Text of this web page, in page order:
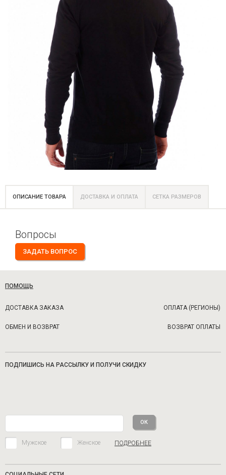
ОПИСАНИЕ ТОВАРА ДОСТАВКА И ОПЛАТА СЕТКА РАЗМЕРОВ
Вопросы
ЗАДАТЬ ВОПРОС
ПОМОЩЬ
ДОСТАВКА ЗАКАЗА ОПЛАТА (РЕГИОНЫ)
ОБМЕН И ВОЗВРАТ ВОЗВРАТ ОПЛАТЫ
ПОДПИШИСЬ НА РАССЫЛКУ И ПОЛУЧИ СКИДКУ
Мужское Женское ПОДРОБНЕЕ